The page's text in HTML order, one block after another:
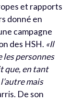
et rapports
donné en
campagne
des HSH. «Il
personnes
que, en tant
mais
De son